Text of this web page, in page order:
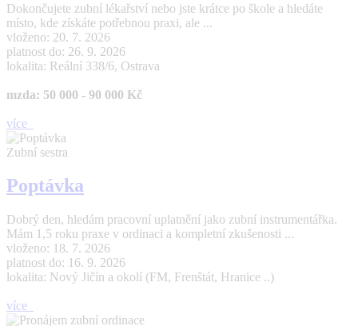
Dokončujete zubní lékařství nebo jste krátce po škole a hledáte
místo, kde získáte potřebnou praxi, ale ...
vloženo: 20. 7. 2026
platnost do: 26. 9. 2026
lokalita: Reální 338/6, Ostrava
mzda: 50 000 - 90 000 Kč
více
Zubní sestra
Poptávka
Dobrý den, hledám pracovní uplatnění jako zubní instrumentářka.
Mám 1,5 roku praxe v ordinaci a kompletní zkušenosti ...
vloženo: 18. 7. 2026
platnost do: 16. 9. 2026
lokalita: Nový Jičín a okolí (FM, Frenštát, Hranice ..)
více